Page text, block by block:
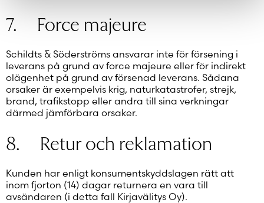
7. Force majeure
Schildts & Söderströms ansvarar inte för försening i
leverans på grund av force majeure eller för indirekt
olägenhet på grund av försenad leverans. Sådana
orsaker är exempelvis krig, naturkatastrofer, strejk,
brand, trafikstopp eller andra till sina verkningar
därmed jämförbara orsaker.
8. Retur och reklamation
Kunden har enligt konsumentskyddslagen rätt att
inom fjorton (14) dagar returnera en vara till
avsändaren (i detta fall Kirjavälitys Oy).